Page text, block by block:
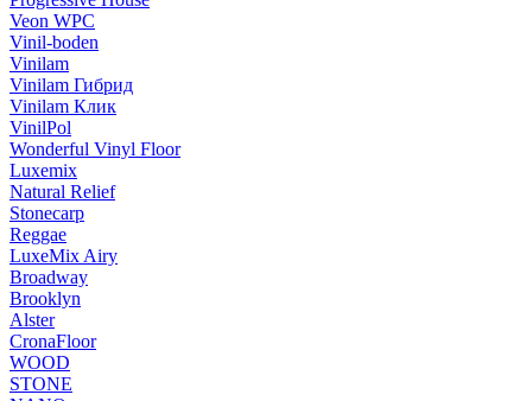
Veon WPC
Vinil-boden
Vinilam
Vinilam Гибрид
Vinilam Клик
VinilPol
Wonderful Vinyl Floor
Luxemix
Natural Relief
Stonecarp
Reggae
LuxeMix Airy
Broadway
Brooklyn
Alster
CronaFloor
WOOD
STONE